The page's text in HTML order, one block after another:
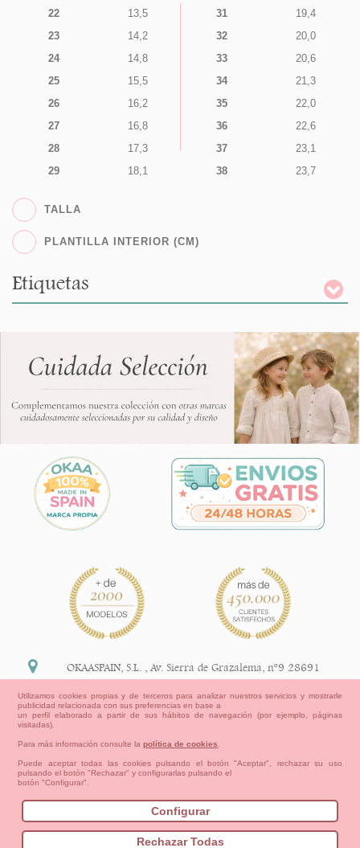
22
13,5
23
14,2
24
14,8
25
15,5
26
16,2
27
16,8
28
17,3
29
18,1
31
19,4
32
20,0
33
20,6
34
21,3
35
22,0
36
22,6
37
23,1
38
23,7
TALLA
PLANTILLA INTERIOR (CM)
Etiquetas
Información Legal
política de devoluciones y reembolsos
Aviso Legal Aviso Cookies
Cómo crear tu cuenta OKAA.
Mapa del sitio
OKAASPAIN, S.L. ,Av. Sierra de Grazalema, nº9 28691
+34 91 113 89 09
Utilizamos cookies propias y de terceros para analizar nuestros servicios y mostrarle
publicidad relacionada con sus preferencias en base a
un perfil elaborado a partir de sus hábitos de navegación (por ejemplo, páginas
visitadas).
Para más información consulte lapolítica de cookies
Puede aceptar todas las cookies pulsando el botón "Aceptar", rechazar su uso
pulsando el botón "Rechazar" y configurarlas pulsando el
botón "Configurar".
Configurar
Rechazar Todas